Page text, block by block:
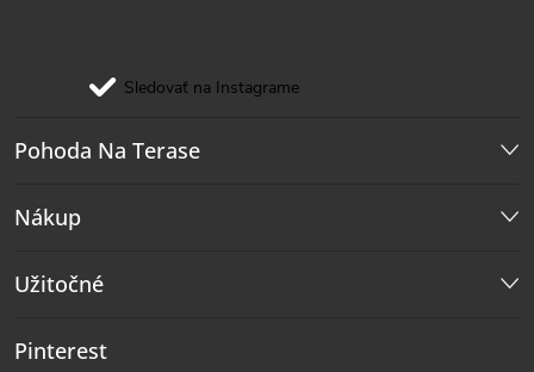
Sledovať na Instagrame
Pohoda Na Terase
Nákup
Užitočné
Pinterest